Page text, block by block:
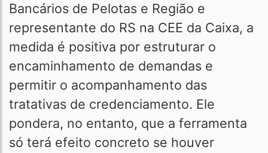
Bancários de Pelotas e Região e
representante do RS na CEE da Caixa, a
medida é positiva por estruturar o
encaminhamento de demandas e
permitir o acompanhamento das
tratativas de credenciamento. Ele
pondera, no entanto, que a ferramenta
só terá efeito concreto se houver